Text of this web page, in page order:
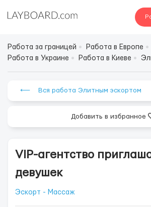
Работа за границей
Работа в Европе
Работа в Украине
Работа в Киеве
⟵ Вся работа Элитным эскортом
Добавить в избранное
VIP-агентство
девушек
Эскорт - Массаж